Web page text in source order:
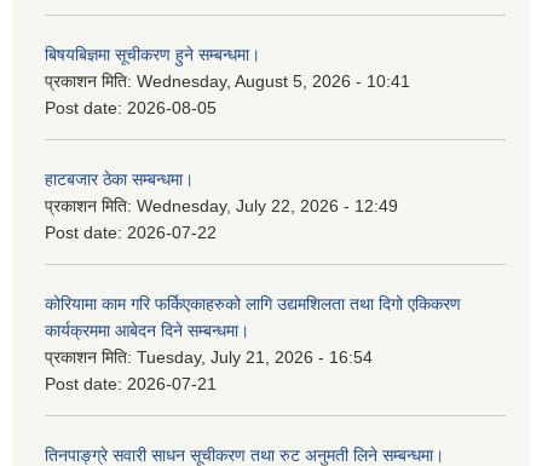
बिषयबिज्ञमा सूचीकरण हुने सम्बन्धमा।
प्रकाशन मिति: Wednesday, August 5, 2026 - 10:41
Post date: 2026-08-05
हाटबजार ठेका सम्बन्धमा।
प्रकाशन मिति: Wednesday, July 22, 2026 - 12:49
Post date: 2026-07-22
कोरियामा काम गरि फर्किएकाहरुको लागि उद्यमशिलता तथा दिगो एकिकरण
कार्यक्रममा आबेदन दिने सम्बन्धमा।
प्रकाशन मिति: Tuesday, July 21, 2026 - 16:54
Post date: 2026-07-21
तिनपाङ्ग्रे सवारी साधन सूचीकरण तथा रुट अनुमती लिने सम्बन्धमा।